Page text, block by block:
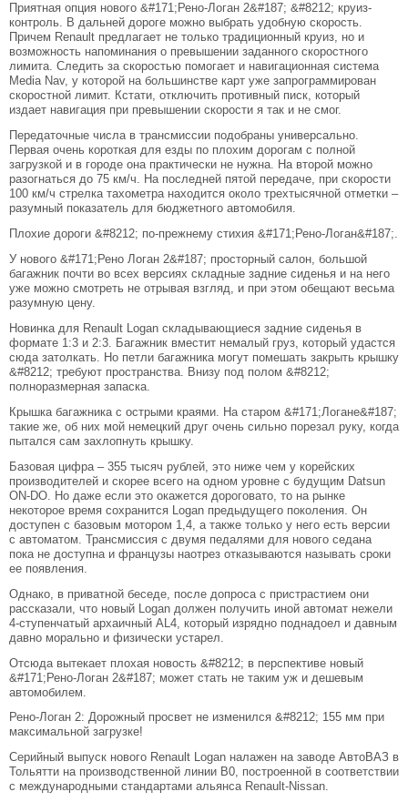
Приятная опция нового &#171;Рено-Логан 2&#187; &#8212; круиз-
контроль. В дальней дороге можно выбрать удобную скорость.
Причем Renault предлагает не только традиционный круиз, но и
возможность напоминания о превышении заданного скоростного
лимита. Следить за скоростью помогает и навигационная система
Media Nav, у которой на большинстве карт уже запрограммирован
скоростной лимит. Кстати, отключить противный писк, который
издает навигация при превышении скорости я так и не смог.
Передаточные числа в трансмиссии подобраны универсально.
Первая очень короткая для езды по плохим дорогам с полной
загрузкой и в городе она практически не нужна. На второй можно
разогнаться до 75 км/ч. На последней пятой передаче, при скорости
100 км/ч стрелка тахометра находится около трехтысячной отметки –
разумный показатель для бюджетного автомобиля.
Плохие дороги &#8212; по-прежнему стихия &#171;Рено-Логан&#187;.
У нового &#171;Рено Логан 2&#187; просторный салон, большой
багажник почти во всех версиях складные задние сиденья и на него
уже можно смотреть не отрывая взгляд, и при этом обещают весьма
разумную цену.
Новинка для Renault Logan складывающиеся задние сиденья в
формате 1:3 и 2:3. Багажник вместит немалый груз, который удастся
сюда затолкать. Но петли багажника могут помешать закрыть крышку
&#8212; требуют пространства. Внизу под полом &#8212;
полноразмерная запаска.
Крышка багажника с острыми краями. На старом &#171;Логане&#187;
такие же, об них мой немецкий друг очень сильно порезал руку, когда
пытался сам захлопнуть крышку.
Базовая цифра – 355 тысяч рублей, это ниже чем у корейских
производителей и скорее всего на одном уровне с будущим Datsun
ON-DO. Но даже если это окажется дороговато, то на рынке
некоторое время сохранится Logan предыдущего поколения. Он
доступен с базовым мотором 1,4, а также только у него есть версии
с автоматом. Трансмиссия с двумя педалями для нового седана
пока не доступна и французы наотрез отказываются называть сроки
ее появления.
Однако, в приватной беседе, после допроса с пристрастием они
рассказали, что новый Logan должен получить иной автомат нежели
4-ступенчатый архаичный AL4, который изрядно поднадоел и давным
давно морально и физически устарел.
Отсюда вытекает плохая новость &#8212; в перспективе новый
&#171;Рено-Логан 2&#187; может стать не таким уж и дешевым
автомобилем.
Рено-Логан 2: Дорожный просвет не изменился &#8212; 155 мм при
максимальной загрузке!
Серийный выпуск нового Renault Logan налажен на заводе АвтоВАЗ в
Тольятти на производственной линии B0, построенной в соответствии
с международными стандартами альянса Renault-Nissan.